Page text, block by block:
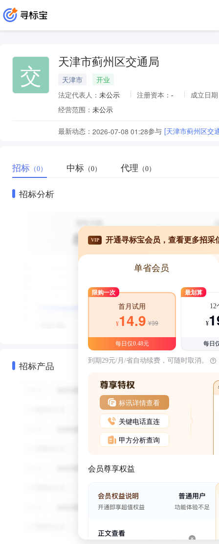
交 天津市蓟州区交通局
天津市
开业
法定代表人： 未公示 注册资本： -
成立日
经营范围： 未公示
最新动态： 2026-07-08 01:28参与 [天津市蓟州区交
招标 （0） 中标 （0） 代理 （0）
招标分析
招标产品
VIP 开通寻标宝会员，查看更多招采
单省会员
限购一次
首月试用
¥14.9 ¥39
每日仅0.48元
最划算
12
¥
每日
到期29元/月/省自动续费，可随时取消。
标讯详情查看
关键电话直连
甲方分析查询
会员尊享权益